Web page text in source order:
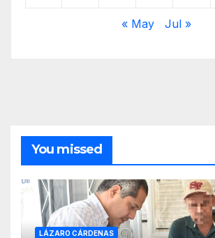
« May Jul »
You missed
LÁZARO CÁRDENAS